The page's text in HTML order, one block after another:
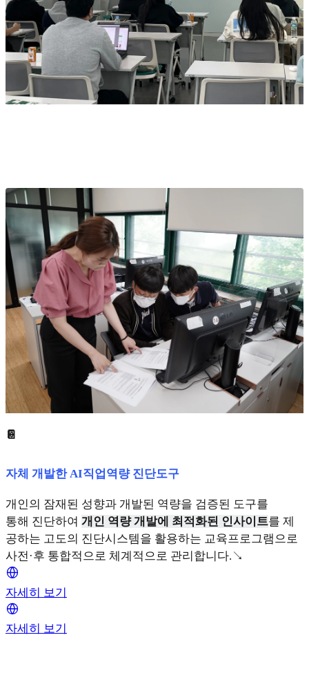
📔
자체 개발한 AI직업역량 진단도구
개인의 잠재된 성향과 개발된 역량을 검증된 도구를
통해 진단하여 개인 역량 개발에 최적화된 인사이트를 제
공하는 고도의 진단시스템을 활용하는 교육프로그램으로
사전·후 통합적으로 체계적으로 관리합니다.↘
자세히 보기
자세히 보기